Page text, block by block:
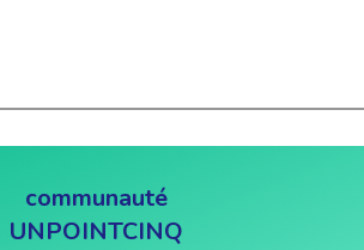
communauté
UNPOINTCINQ